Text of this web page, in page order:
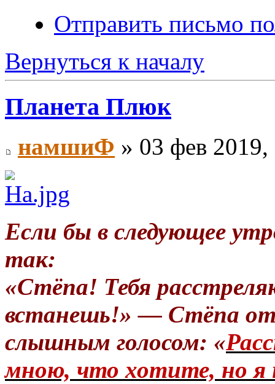
Отправить письмо
Вернуться к началу
Планета Плюк
намшиФ » 03 фев
Если бы в следующее
так:
«Стёпа! Тебя
встанешь!» — Стёпа
слышным голосом: «
мною, что хотите, но я